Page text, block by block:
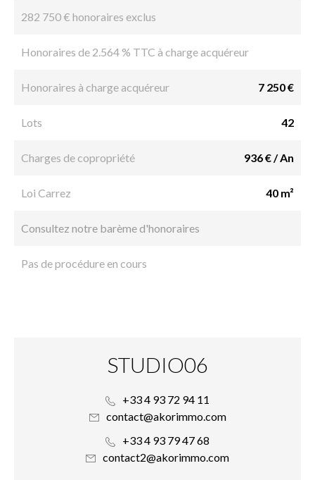
282 750 € honoraires exclus
Honoraires de 2.564 % TTC à charge acquéreur
Honoraires à charge acquéreur 7 250 €
Lots 42
Charges de copropriété 936 € / An
Loi Carrez 40 m²
Consultez notre barème d'honoraires
Pas de procédure en cours
STUDIO06
+33 4 93 72 94 11
contact@akorimmo.com
+33 4 93 79 47 68
contact2@akorimmo.com